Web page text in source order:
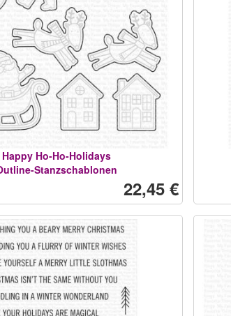
Happy Ho-Ho-Holidays
Stanzschablonen
22,45 €